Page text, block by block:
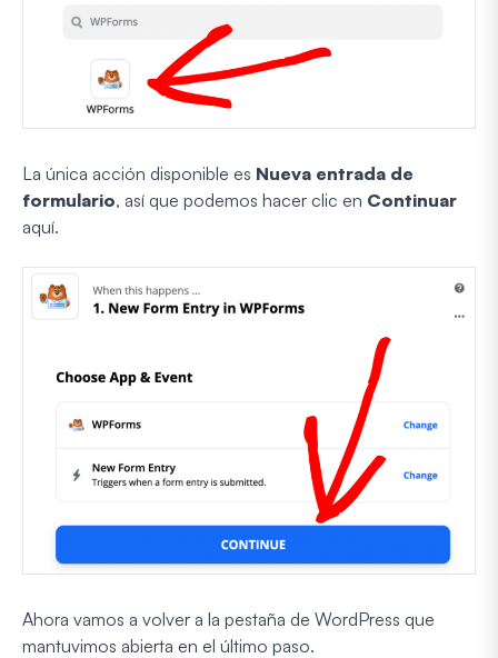
La única acción disponible es Nueva entrada de
formulario, así que podemos hacer clic en Continuar
aquí.
Ahora vamos a volver a la pestaña de WordPress que
mantuvimos abierta en el último paso.